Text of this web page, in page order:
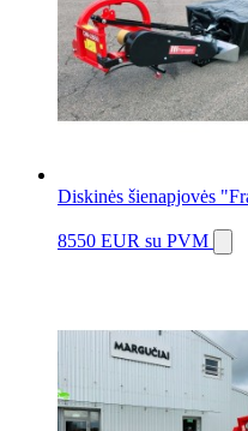
Diskinės šienapjovės
8550 EUR su PVM